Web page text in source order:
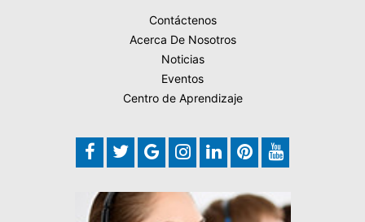
Contáctenos
Acerca De Nosotros
Noticias
Eventos
Centro de Aprendizaje